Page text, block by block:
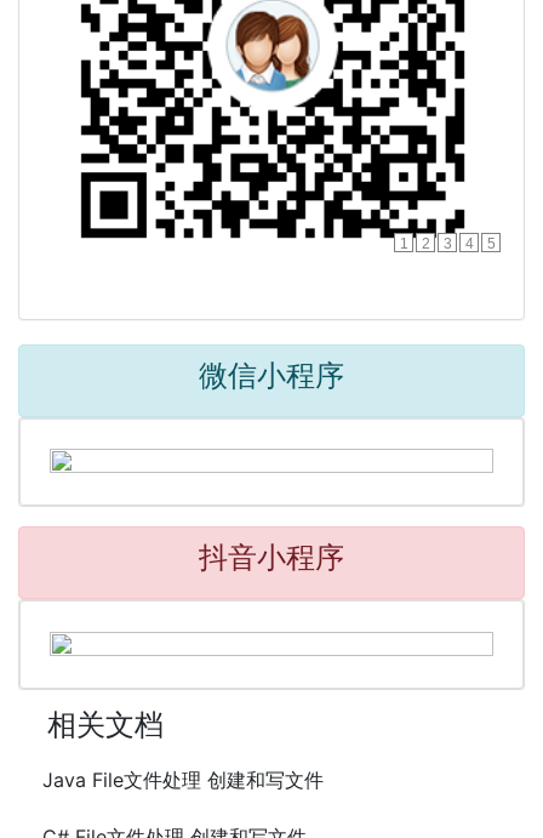
1 2 3 4 5
微信小程序
抖音小程序
相关文档
Java File文件处理 创建和写文件